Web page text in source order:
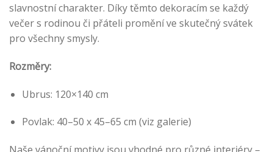
slavnostní charakter. Díky těmto dekoracím se každý
večer s rodinou či přáteli promění ve skutečný svátek
pro všechny smysly.
Rozměry:
Ubrus: 120×140 cm
Povlak: 40–50 x 45–65 cm (viz galerie)